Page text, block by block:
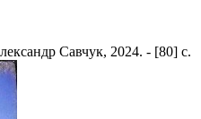
Савчук, 2024. - [80] с.